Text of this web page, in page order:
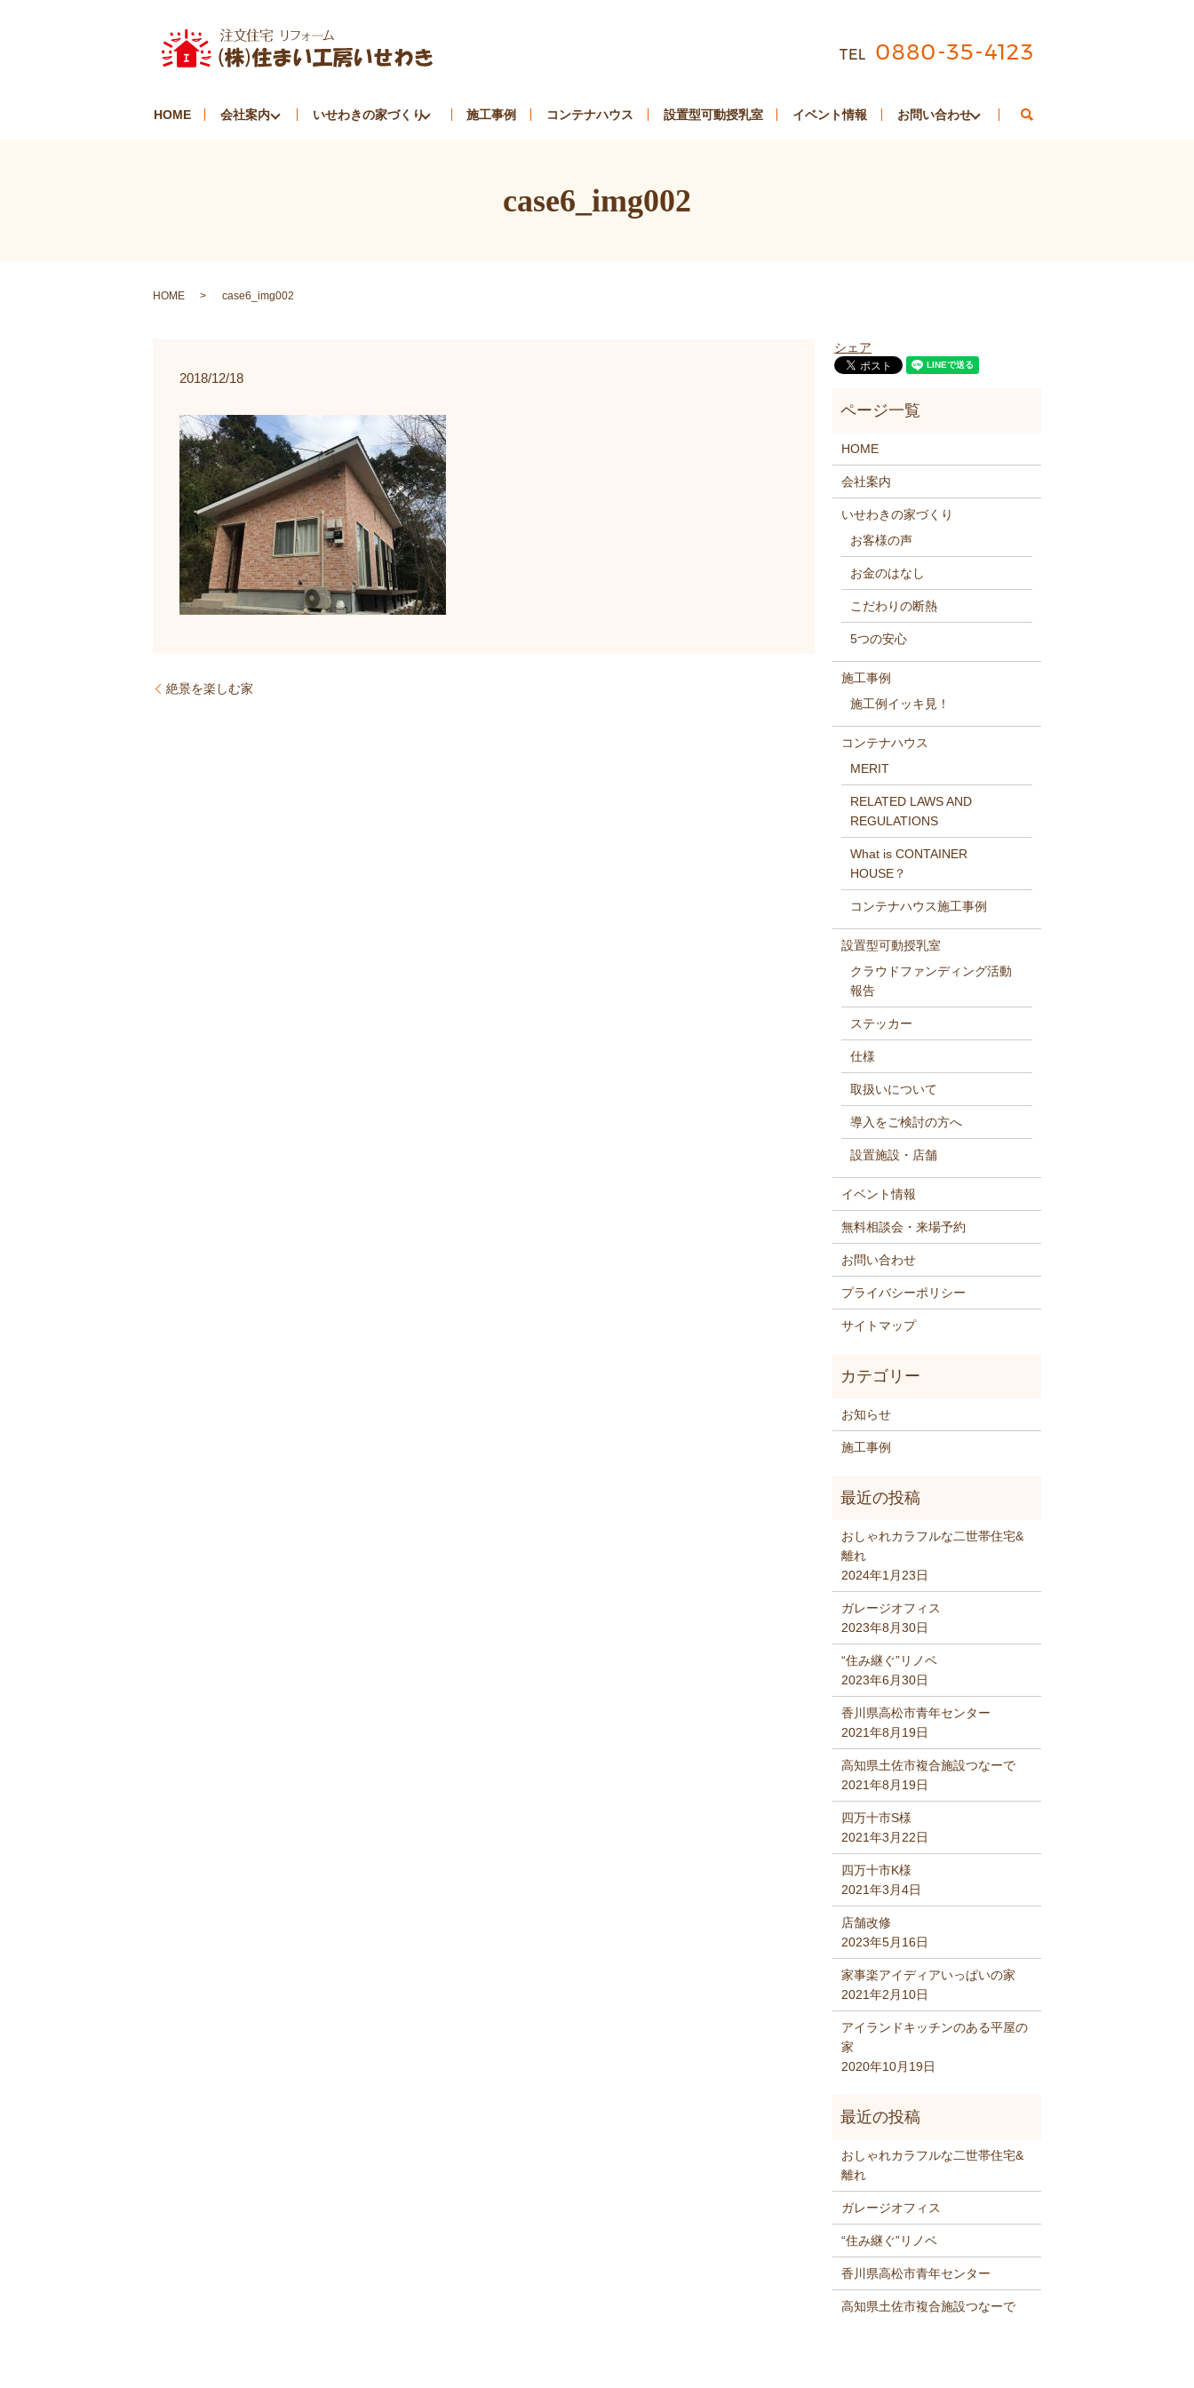
HOME 会社案内 いせわきの家づくり 施工事例 コンテナハウス 設置型可動授乳室 イベント情報 お問い合わせ
case6_img002
HOME case6_img002
2018/12/18
絶景を楽しむ家
シェア
HOME
会社案内
いせわきの家づくり
お客様の声
お金のはなし
こだわりの断熱
5つの安心
施工事例
施工例イッキ見！
コンテナハウス
MERIT
RELATED LAWS AND
REGULATIONS
What is CONTAINER
HOUSE？
コンテナハウス施工事例
設置型可動授乳室
クラウドファンディング活動
報告
ステッカー
仕様
取扱いについて
導入をご検討の方へ
設置施設・店舗
イベント情報
無料相談会・来場予約
お問い合わせ
プライバシーポリシー
サイトマップ
お知らせ
施工事例
おしゃれカラフルな二世帯住宅&
離れ
2024年1月23日
ガレージオフィス
2023年8月30日
“住み継ぐ”リノベ
2023年6月30日
香川県高松市青年センター
2021年8月19日
高知県土佐市複合施設つなーで
2021年8月19日
四万十市S様
2021年3月22日
四万十市K様
2021年3月4日
店舗改修
2023年5月16日
家事楽アイディアいっぱいの家
2021年2月10日
アイランドキッチンのある平屋の
家
2020年10月19日
おしゃれカラフルな二世帯住宅&
離れ
ガレージオフィス
“住み継ぐ”リノベ
香川県高松市青年センター
高知県土佐市複合施設つなーで